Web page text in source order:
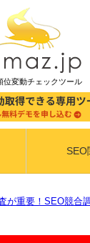
位変動チェックツール
SEO
が重要！SEO競合